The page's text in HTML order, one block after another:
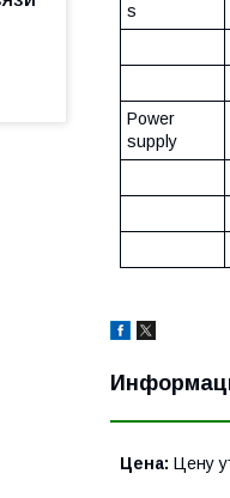
s
Power
supply
Цена: Цену